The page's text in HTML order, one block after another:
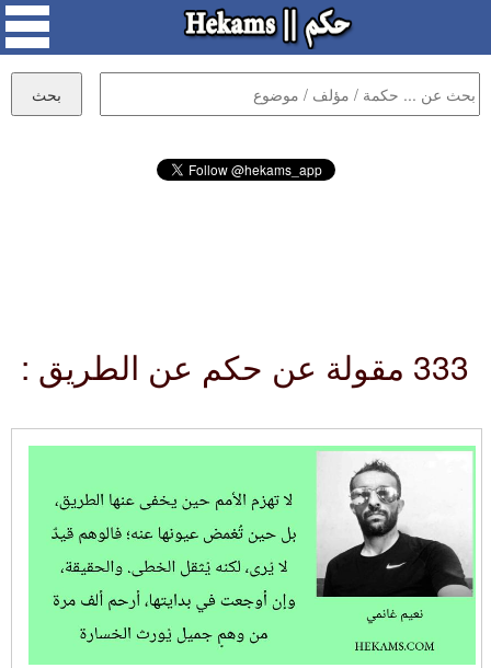
333 مقولة عن حكم عن الطريق :